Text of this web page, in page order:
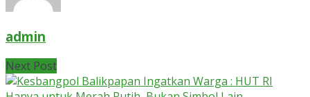
admin
Next Post